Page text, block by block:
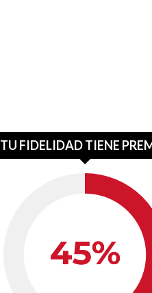
TU FIDELIDAD TIENE